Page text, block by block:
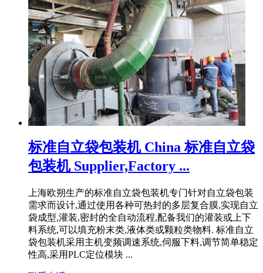
标准自立袋包装机 China 标准自立袋
包装机 Supplier,Factory ...
上海欧朔生产的标准自立袋包装机专门针对自立袋包装
需求而设计,通过使用各种可热封的多层复合膜,实现自立
袋成型,灌装,密封的全自动流程,配备我们的灌装或上下
料系统,可以填充粉末类,液体类或颗粒类物料. 标准自立
袋包装机采用主机变频调速系统,伺服下料,调节简单稳定
性高,采用PLC定位模块 ...